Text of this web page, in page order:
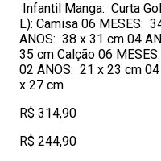
Infantil Manga: Curta
L): Camisa 06 MESES:
ANOS: 38 x 31 cm 04
35 cm Calção 06
02 ANOS: 21 x 23 cm
x 27 cm
R$ 314,90
R$ 244,90